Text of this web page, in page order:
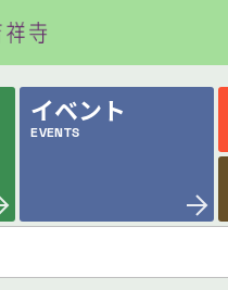
イベント
EVENTS